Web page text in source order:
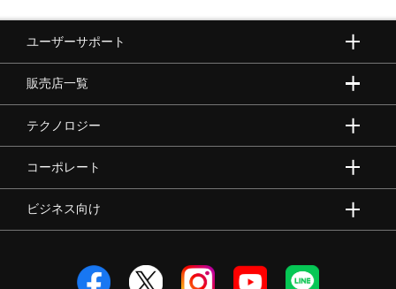
ユーザーサポート
販売店一覧
テクノロジー
コーポレート
ビジネス向け